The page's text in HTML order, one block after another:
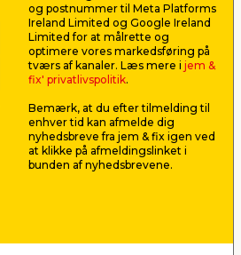
50 cm x
af fx glas og
eller hvis du
pr. stk.
væggen.
og postnummer til Meta Platforms
Ireland Limited og Google Ireland
Limited for at målrette og
optimere vores markedsføring på
tværs af kanaler. Læs mere i jem &
fix' privatlivspolitik.
Bemærk, at du efter tilmelding til
enhver tid kan afmelde dig
nyhedsbreve fra jem & fix igen ved
at klikke på afmeldingslinket i
bunden af nyhedsbrevene.